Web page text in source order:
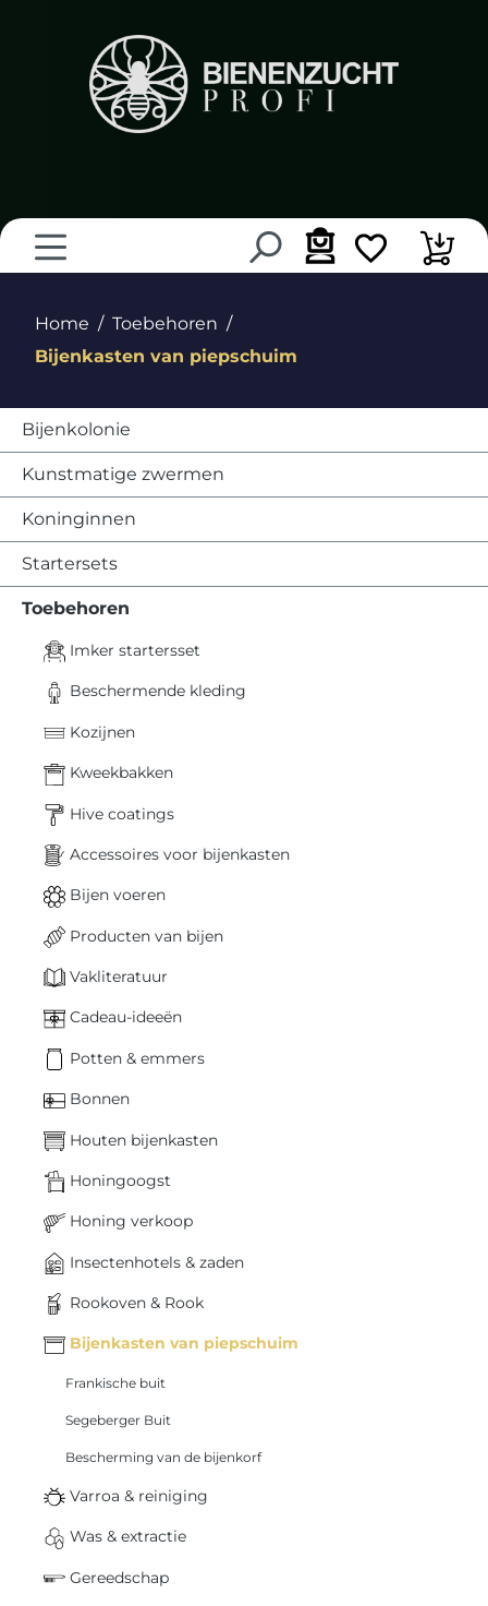
Home
Toebehoren
Bijenkasten van piepschuim
Bijenkolonie
Kunstmatige zwermen
Koninginnen
Startersets
Toebehoren
Imker startersset
Beschermende kleding
Kozijnen
Kweekbakken
Hive coatings
Accessoires voor bijenkasten
Bijen voeren
Producten van bijen
Vakliteratuur
Cadeau-ideeën
Potten & emmers
Bonnen
Houten bijenkasten
Honingoogst
Honing verkoop
Insectenhotels & zaden
Rookoven & Rook
Bijenkasten van piepschuim
Frankische buit
Segeberger Buit
Bescherming van de bijenkorf
Varroa & reiniging
Was & extractie
Gereedschap